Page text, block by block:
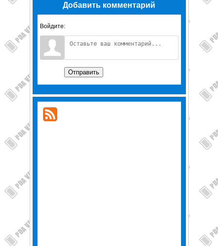
Добавить комментарий
Войдите:
Отправить